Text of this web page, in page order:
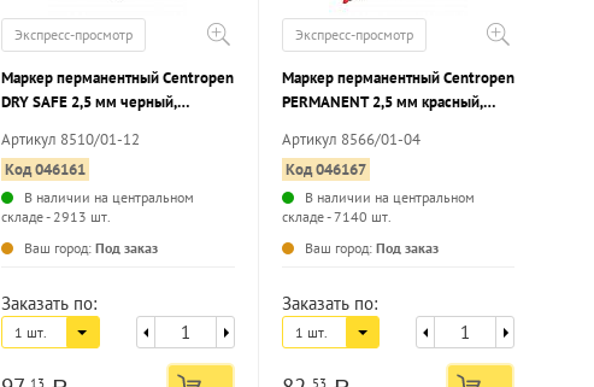
Экспресс-просмотр
Маркер перманентный Centropen
DRY SAFE 2,5 мм черный,
Артикул 8510/01-12
Код 046161
В наличии на центральном
складе - 2913 шт.
Ваш город: Под заказ
Заказать по:
1 шт.
13
Экспресс-просмотр
Маркер перманентный Centropen
PERMANENT 2,5 мм красный,
Артикул 8566/01-04
Код 046167
В наличии на центральном
складе - 7140 шт.
Ваш город: Под заказ
Заказать по:
1 шт.
53